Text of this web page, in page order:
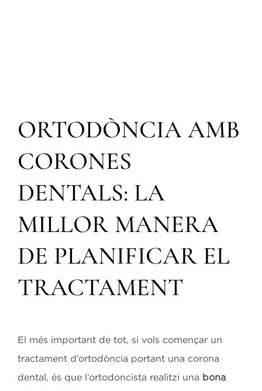
ORTODÒNCIA AMB
CORONES
DENTALS: LA
MILLOR MANERA
DE PLANIFICAR EL
TRACTAMENT
El més important de tot, si vols començar un
tractament d’ortodòncia portant una corona
dental, és que l’ortodoncista realitzi una bona